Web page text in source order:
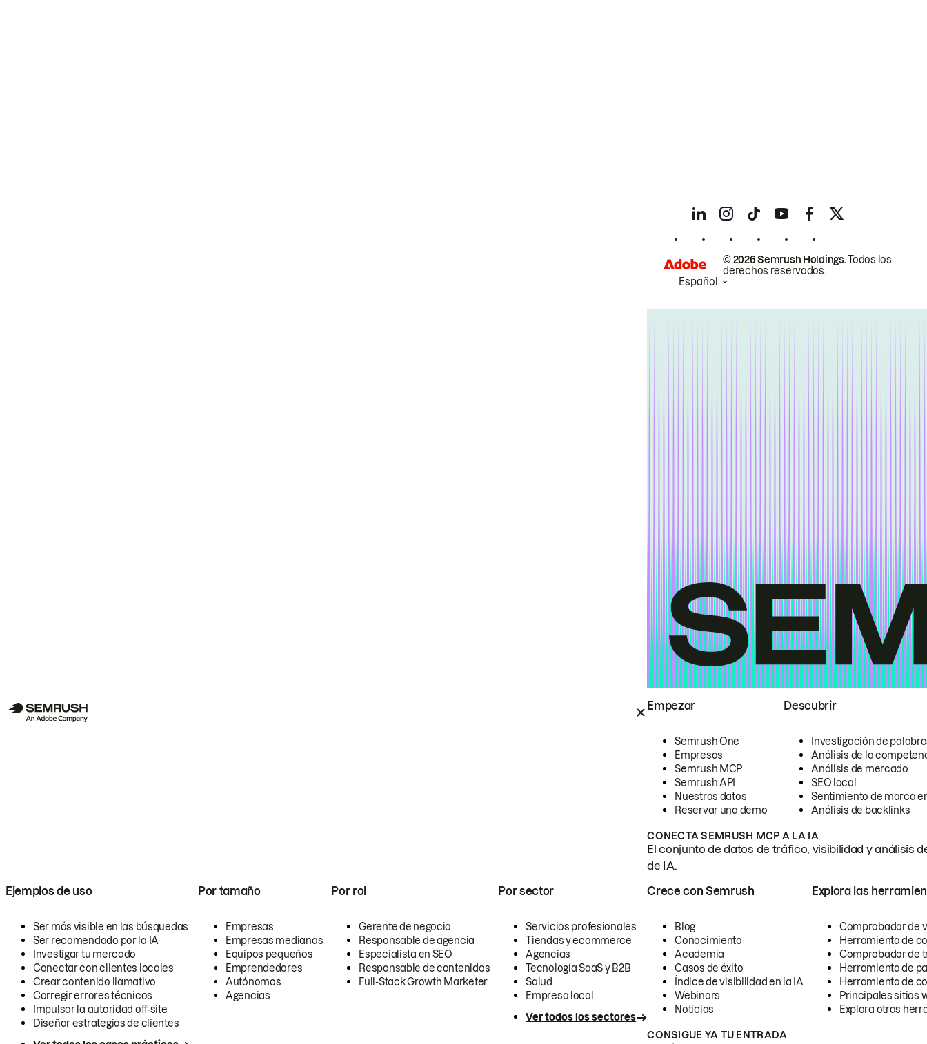
Empezar
Semrush One
Empresas
Semrush MCP
Semrush API
Nuestros datos
Reservar una demo
Descubrir
Investigación de
Análisis de la
Análisis de mercado
SEO local
Sentimiento de marca
Análisis de backlinks
CONECTA SEMRUSH MCP A LA IA
El conjunto de datos de tráfico, visibilidad y análisis
de IA.
Ejemplos de uso
Ser más visible en las búsquedas
Ser recomendado por la IA
Investigar tu mercado
Conectar con clientes locales
Crear contenido llamativo
Corregir errores técnicos
Impulsar la autoridad off-site
Diseñar estrategias de clientes
Por tamaño
Empresas
Empresas medianas
Equipos pequeños
Emprendedores
Autónomos
Agencias
Por rol
Gerente de negocio
Responsable de agencia
Especialista en SEO
Responsable de contenidos
Full-Stack Growth Marketer
Por sector
Servicios profesionales
Tiendas y ecommerce
Agencias
Tecnología SaaS y B2B
Salud
Empresa local
Ver todos los sectores
Crece con Semrush
Blog
Conocimiento
Academia
Casos de éxito
Índice de visibilidad en la IA
Webinars
Noticias
Explora las
Comprobador de
Herramienta de
Comprobador de
Herramienta de
Herramienta de
Principales sitios
Explora otras
CONSIGUE YA TU ENTRADA
© 2026 Semrush Holdings.Todos los
derechos reservados.
Español